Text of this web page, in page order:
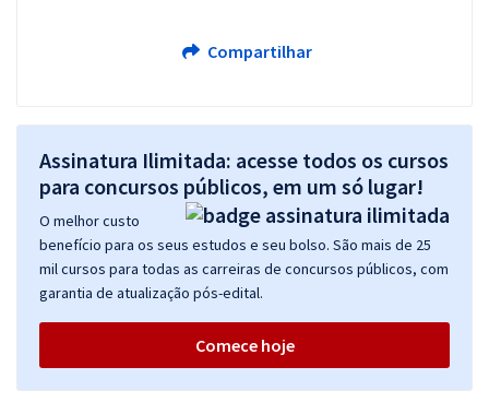
Compartilhar
Assinatura Ilimitada: acesse todos os cursos
para concursos públicos, em um só lugar!
O melhor custo
benefício para os seus estudos e seu bolso. São mais de 25
mil cursos para todas as carreiras de concursos públicos, com
garantia de atualização pós-edital.
Comece hoje